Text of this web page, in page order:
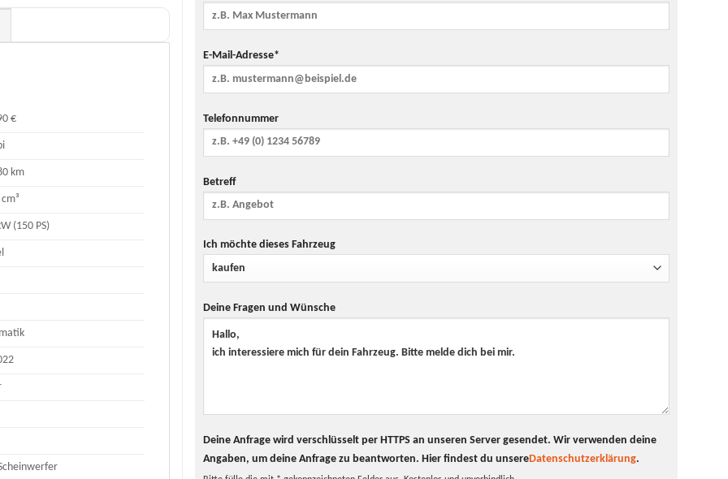
€
km
(150 PS)
E-Mail-Adresse*
Telefonnummer
Betreff
Ich möchte dieses Fahrzeug
Deine Fragen und Wünsche
Deine Anfrage wird verschlüsselt per HTTPS an unseren Server gesendet. Wir verwenden deine
Angaben, um deine Anfrage zu beantworten. Hier findest du unsereDatenschutzerklärung.